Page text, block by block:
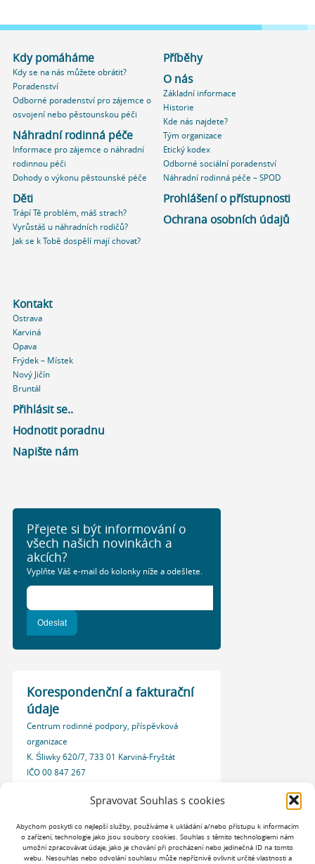
Spravovat Souhlas s cookies
Abychom poskytli co nejlepší služby, používáme k ukládání a/nebo přístupu k informacím
o zařízení, technologie jako jsou soubory cookies. Souhlas s těmito technologiemi nám
umožní zpracovávat údaje, jako je chování při procházení nebo jedinečná ID na tomto
webu. Nesouhlas nebo odvolání souhlasu může nepříznivě ovlivnit určité vlastnosti a
Kdy pomáháme
Kdy se na nás můžete obrátit?
Poradenství
Odborné poradenství pro zájemce o
osvojení nebo pěstounskou péči
Náhradní rodinná péče
Informace pro zájemce o náhradní
rodinnou péči
Dohody o výkonu pěstounské péče
Děti
Trápí Tě problém, máš strach?
Vyrůstáš u náhradních rodičů?
Jak se k Tobě dospělí mají chovat?
Příběhy
O nás
Základní informace
Historie
Kde nás najdete?
Tým organizace
Etický kodex
Odborné sociální poradenství
Náhradní rodinná péče – SPOD
Prohlášení o přístupnosti
Ochrana osobních údajů
Kontakt
Ostrava
Karviná
Opava
Frýdek – Místek
Nový Jičín
Bruntál
Přihlásit se..
Hodnotit poradnu
Napište nám
Přejete si být informování o
všech našich novinkách a
akcích?
Vyplňte Váš e-mail do kolonky níže a odešlete.
Korespondenční a fakturační
údaje
Centrum rodinné podpory, příspěvková
organizace
K. Śliwky 620/7, 733 01 Karviná-Fryštát
IČO 00 847 267